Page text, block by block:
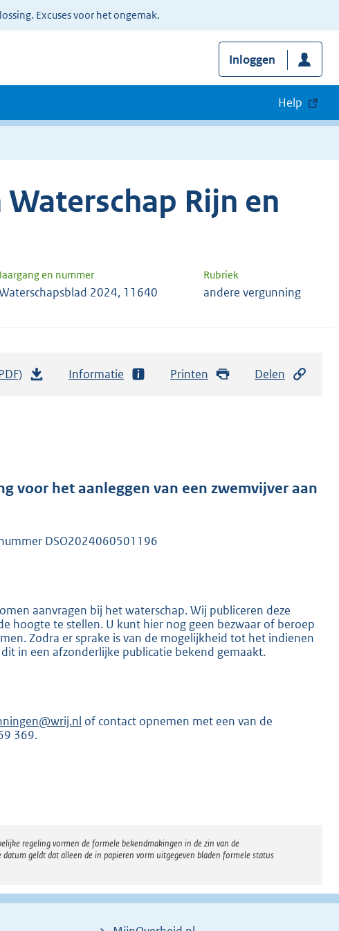
Excuses voor het ongemak.
Inloggen
Help
Rijn en
en nummer Rubriek
2024, 11640 andere vergunning
d
r
t
e
:
K
Informatie Printen Delen
voor het aanleggen van een zwemvijver aan
DSO2024060501196
aanvragen bij het waterschap. Wij publiceren deze
hoogte te stellen. U kunt hier nog geen bezwaar of beroep
Zodra er sprake is van de mogelijkheid tot het indienen
in een afzonderlijke publicatie bekend gemaakt.
of contact opnemen met een van de
369.
regeling vormen de formele bekendmakingen in de zin van de
geldt dat alleen de in papieren vorm uitgegeven bladen formele status